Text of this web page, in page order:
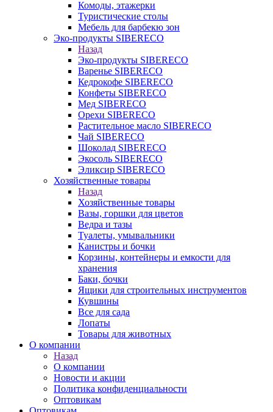
Комоды, этажерки
Туристические столы
Мебель для барбекю зон
Эко-продукты SIBERECO
Назад
Эко-продукты SIBERECO
Варенье SIBERECO
Кедрокофе SIBERECO
Конфеты SIBERECO
Мед SIBERECO
Орехи SIBERECO
Растительное масло SIBERECO
Чай SIBERECO
Шоколад SIBERECO
Экосоль SIBERECO
Эликсир SIBERECO
Хозяйственные товары
Назад
Хозяйственные товары
Вазы, горшки для цветов
Ведра и тазы
Туалеты, умывальники
Канистры и бочки
Корзины, контейнеры и емкости для
хранения
Баки, бочки
Ящики для строительных инструментов
Кувшины
Все для сада
Лопаты
Товары для животных
О компании
Назад
О компании
Новости и акции
Политика конфиденциальности
Оптовикам